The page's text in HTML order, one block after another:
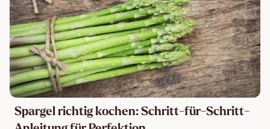
Spargel richtig kochen: Schritt-für-Schritt-